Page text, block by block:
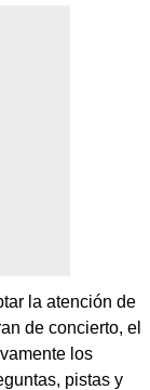
la atención de
de concierto, el
los
pistas y